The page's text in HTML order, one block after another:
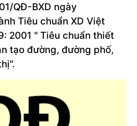
QĐ-BXD ngày
Tiêu chuẩn XD Việt
2001 " Tiêu chuẩn thiết
tạo đường, đường phố,